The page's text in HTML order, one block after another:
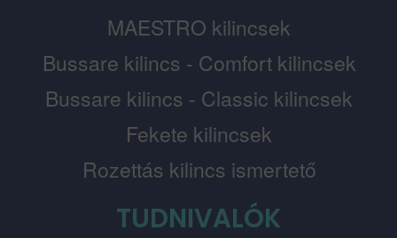
MAESTRO kilincsek
Bussare kilincs - Comfort kilincsek
Bussare kilincs - Classic kilincsek
Fekete kilincsek
Rozettás kilincs ismertető
TUDNIVALÓK